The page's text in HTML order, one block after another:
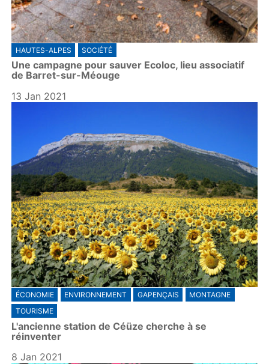
HAUTES-ALPES SOCIÉTÉ
Une campagne pour sauver Ecoloc, lieu associatif
de Barret-sur-Méouge
13 Jan 2021
ÉCONOMIE ENVIRONNEMENT GAPENÇAIS
MONTAGNE
TOURISME
L'ancienne station de Céüze cherche à se
réinventer
8 Jan 2021